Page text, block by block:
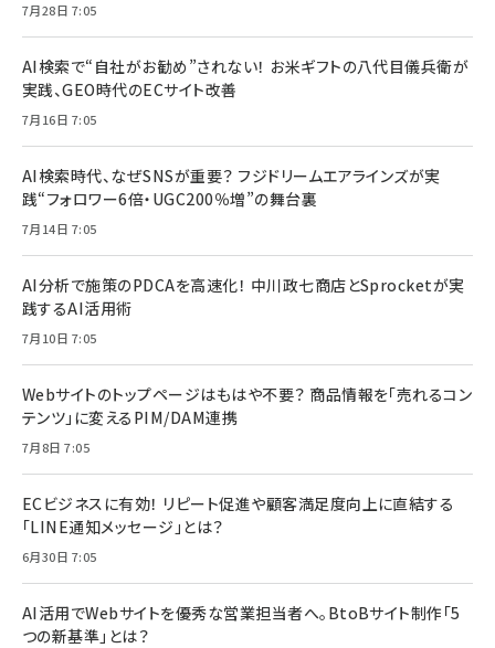
7月28日 7:05
AI検索で“自社がお勧め”されない！ お米ギフトの八代目儀兵衛が
実践、GEO時代のECサイト改善
7月16日 7:05
AI検索時代、なぜSNSが重要？ フジドリームエアラインズが実
践“フォロワー6倍・UGC200％増”の舞台裏
7月14日 7:05
AI分析で施策のPDCAを高速化！ 中川政七商店とSprocketが実
践するAI活用術
7月10日 7:05
Webサイトのトップページはもはや不要？ 商品情報を「売れるコン
テンツ」に変えるPIM/DAM連携
7月8日 7:05
ECビジネスに有効！ リピート促進や顧客満足度向上に直結する
「LINE通知メッセージ」とは？
6月30日 7:05
AI活用でWebサイトを優秀な営業担当者へ。BtoBサイト制作「5
つの新基準」とは？